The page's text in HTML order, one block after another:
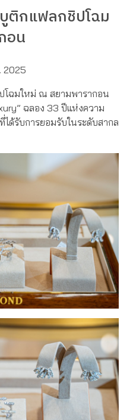
บูติกแฟลกชิปโฉม
อน
2025
ปโฉมใหม่ ณ สยามพารากอน
ฉลอง 33 ปีแห่งความ
ได้รับการยอมรับในระดับสากล